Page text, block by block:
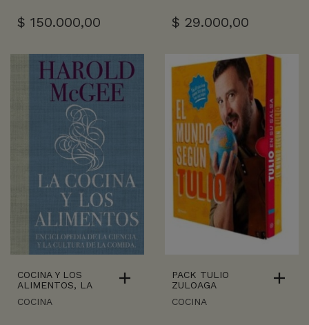
$ 150.000,00 $ 29.000,00
COCINA Y LOS
ALIMENTOS, LA
COCINA
PACK TULIO
ZULOAGA
COCINA